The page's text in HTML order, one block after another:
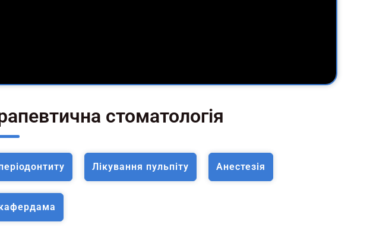
стоматологія
Лікування пульпіту Анестезія